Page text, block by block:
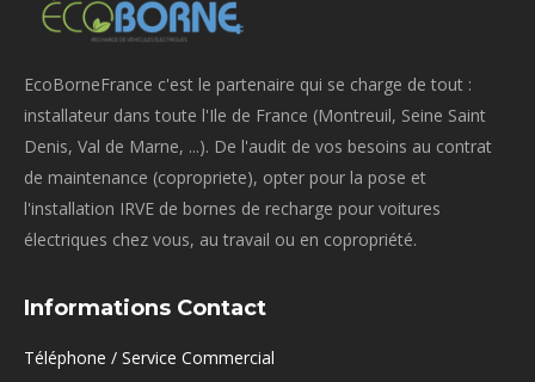
EcoBorneFrance c'est le partenaire qui se charge de tout :
installateur dans toute l'Ile de France (Montreuil, Seine Saint
Denis, Val de Marne, ...). De l'audit de vos besoins au contrat
de maintenance (copropriete), opter pour la pose et
l'installation IRVE de bornes de recharge pour voitures
électriques chez vous, au travail ou en copropriété.
Informations Contact
Téléphone / Service Commercial